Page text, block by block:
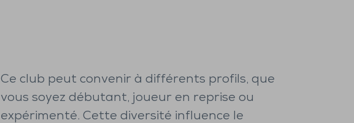
Ce club peut convenir à différents profils, que
vous soyez débutant, joueur en reprise ou
expérimenté. Cette diversité influence le